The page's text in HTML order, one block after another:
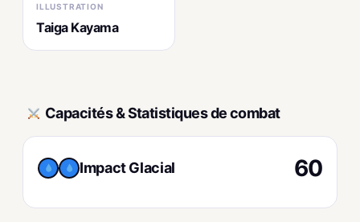
ILLUSTRATION
Taiga Kayama
Capacités & Statistiques de combat
Impact Glacial 60